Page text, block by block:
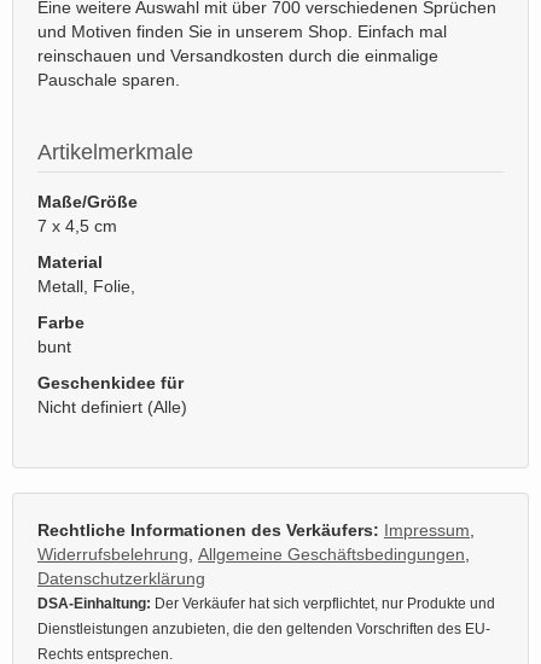
Eine weitere Auswahl mit über 700 verschiedenen Sprüchen
und Motiven finden Sie in unserem Shop. Einfach mal
reinschauen und Versandkosten durch die einmalige
Pauschale sparen.
Artikelmerkmale
Maße/Größe
7 x 4,5 cm
Material
Metall, Folie,
Farbe
bunt
Geschenkidee für
Nicht definiert (Alle)
Rechtliche Informationen des Verkäufers: Impressum
Widerrufsbelehrung Allgemeine Geschäftsbedingungen
Datenschutzerklärung
DSA-Einhaltung: Der Verkäufer hat sich verpflichtet, nur Produkte und
Dienstleistungen anzubieten, die den geltenden Vorschriften des EU-
Rechts entsprechen.